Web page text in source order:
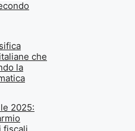
che
la
2025:
fiscali